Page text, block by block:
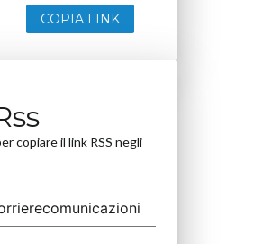
COPIA LINK
copiare il link RSS negli